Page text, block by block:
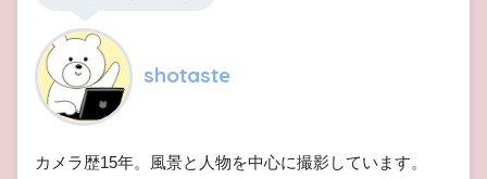
shotaste
カメラ歴15年。風景と人物を中心に撮影しています。